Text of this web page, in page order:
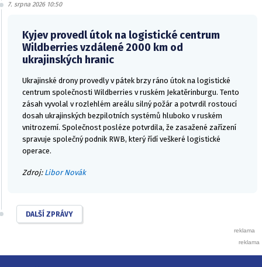
7. srpna 2026 10:50
Kyjev provedl útok na logistické centrum
Wildberries vzdálené 2000 km od
ukrajinských hranic
Ukrajinské drony provedly v pátek brzy ráno útok na logistické
centrum společnosti Wildberries v ruském Jekatěrinburgu. Tento
zásah vyvolal v rozlehlém areálu silný požár a potvrdil rostoucí
dosah ukrajinských bezpilotních systémů hluboko v ruském
vnitrozemí. Společnost posléze potvrdila, že zasažené zařízení
spravuje společný podnik RWB, který řídí veškeré logistické
operace.
Zdroj: Libor Novák
DALŠÍ ZPRÁVY